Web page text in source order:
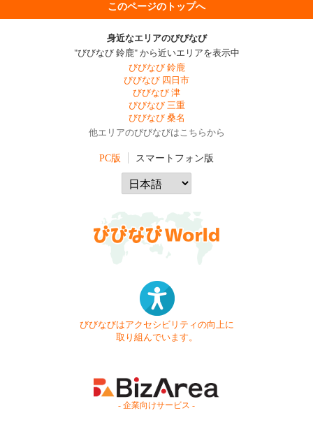
このページのトップへ
身近なエリアのびびなび
"びびなび 鈴鹿" から近いエリアを表示中
びびなび 鈴鹿
びびなび 四日市
びびなび 津
びびなび 三重
びびなび 桑名
他エリアのびびなびはこちらから
PC版 スマートフォン版
びびなびはアクセシビリティの向上に
取り組んでいます。
- 企業向けサービス -